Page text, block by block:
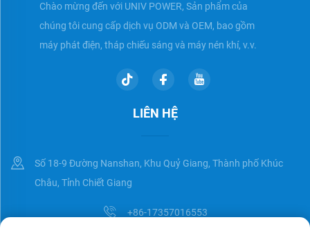
Chào mừng đến với UNIV POWER, Sản phẩm của
chúng tôi cung cấp dịch vụ ODM và OEM, bao gồm
máy phát điện, tháp chiếu sáng và máy nén khí, v.v.
LIÊN HỆ
Số 18-9 Đường Nanshan, Khu Quỷ Giang, Thành phố Khúc
Châu, Tỉnh Chiết Giang
+86-17357016553